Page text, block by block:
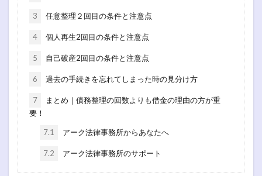
3 任意整理２回目の条件と注意点
4 個人再生2回目の条件と注意点
5 自己破産2回目の条件と注意点
6 過去の手続きを忘れてしまった時の見分け方
7
まとめ｜債務整理の回数よりも借金の理由の方が重
要！
7.1 アーク法律事務所からあなたへ
7.2 アーク法律事務所のサポート